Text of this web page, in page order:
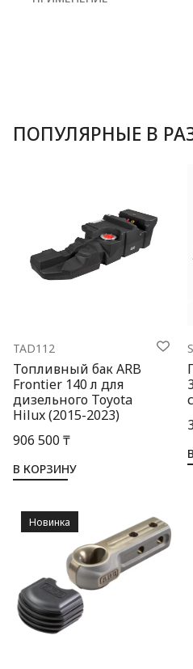
ПОПУЛЯРНЫЕ В
TAD112
Топливный бак ARB
Frontier 140 л для
дизельного Toyota
Hilux (2015-2023)
906 500 ₸
В КОРЗИНУ
Новинка